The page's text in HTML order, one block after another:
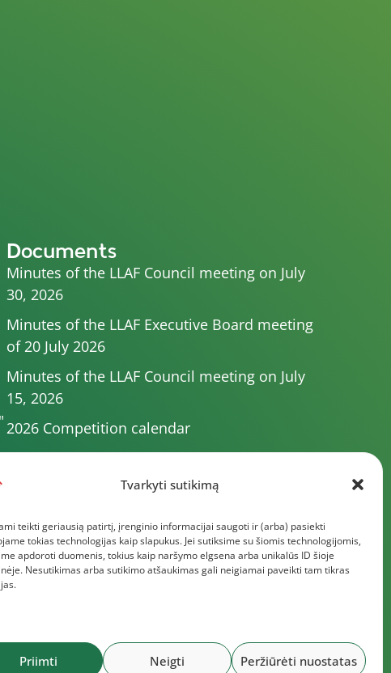
Tvarkyti sutikimą
teikti geriausią patirtį, įrenginio informacijai saugoti ir (arba) pasiekti
tokias technologijas kaip slapukus. Jei sutiksime su šiomis technologijomis,
apdoroti duomenis, tokius kaip naršymo elgsena arba unikalūs ID šioje
Nesutikimas arba sutikimo atšaukimas gali neigiamai paveikti tam tikras
Priimti Neigti Peržiūrėti nuostatas
Documents
Minutes of the LLAF Council meeting on July
30, 2026
Minutes of the LLAF Executive Board meeting
of 20 July 2026
Minutes of the LLAF Council meeting on July
15, 2026
2026 Competition calendar
Minutes of the LLAF Council meeting of 4 July
Committee of 1 July 2025
More documents